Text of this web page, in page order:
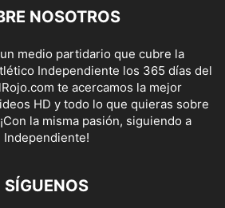
NOSOTROS
medio partidario que cubre la
Independiente los 365 días del
te acercamos la mejor
HD y todo lo que quieras sobre
la misma pasión, siguiendo a
Independiente!
SÍGUENOS